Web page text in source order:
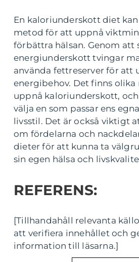
En kaloriunderskott diet
metod för att uppnå
förbättra hälsan. Genom att
energiunderskott tvingar
använda fettreserver för att
energibehov. Det finns
uppnå kaloriunderskott,
välja en som passar ens
livsstil. Det är också viktigt
om fördelarna och
dieter för att kunna ta
sin egen hälsa och
REFERENS:
[Tillhandahåll relevanta
att verifiera innehållet och
information till läsarna.]